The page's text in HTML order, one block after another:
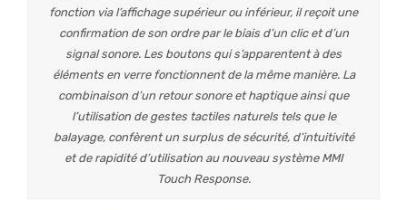
fonction via l’affichage supérieur ou inférieur, il reçoit une
confirmation de son ordre par le biais d’un clic et d’un
signal sonore. Les boutons qui s’apparentent à des
éléments en verre fonctionnent de la même manière. La
combinaison d’un retour sonore et haptique ainsi que
l’utilisation de gestes tactiles naturels tels que le
balayage, confèrent un surplus de sécurité, d’intuitivité
et de rapidité d’utilisation au nouveau système MMI
Touch Response.